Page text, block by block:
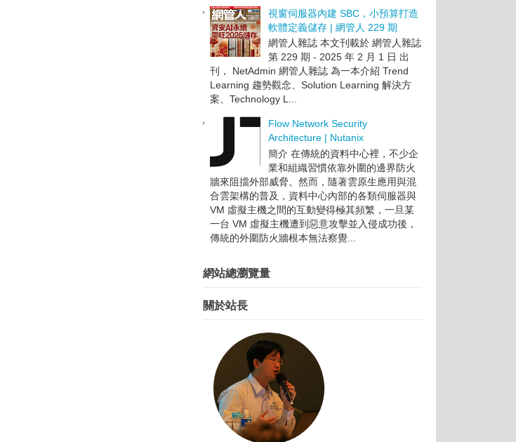
視窗伺服器內建 SBC，小預算打造
軟體定義儲存 | 網管人 229 期
網管人雜誌 本文刊載於 網管人雜誌
第 229 期 - 2025 年 2 月 1 日 出
刊， NetAdmin 網管人雜誌 為一本介紹 Trend
Learning 趨勢觀念、Solution Learning 解決方
案、Technology L...
Flow Network Security
Architecture | Nutanix
簡介 在傳統的資料中心裡，不少企
業和組織習慣依靠外圍的邊界防火
牆來阻擋外部威脅。然而，隨著雲原生應用與混
合雲架構的普及，資料中心內部的各類伺服器與
VM 虛擬主機之間的互動變得極其頻繁，一旦某
一台 VM 虛擬主機遭到惡意攻擊並入侵成功後，
傳統的外圍防火牆根本無法察覺...
網站總瀏覽量
關於站長